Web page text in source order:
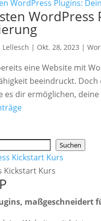
WordPress
Lellesch | Okt. 28, 2023 |
eine Website mit
beeindruckt.
es dir ermöglichen,
Suchen
Kickstart Kurs
maßgeschneidert